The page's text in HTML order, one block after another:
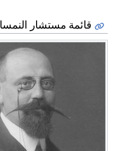
قائمة مستشار النمسا